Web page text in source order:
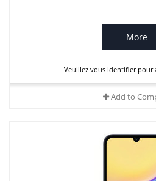
More
Veuillez vous identifier pour
Add to